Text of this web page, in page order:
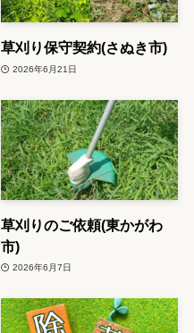
草刈り保守契約(さぬき市)
2026年6月21日
草刈りのご依頼(東かがわ
市)
2026年6月7日